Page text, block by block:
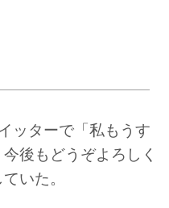
ッターで「私もうす
後もどうぞよろしく
いた。